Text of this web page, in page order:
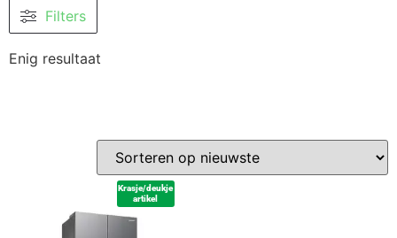
Filters
Enig resultaat
Krasje/deukje
artikel